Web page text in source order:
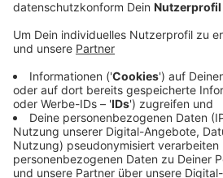
Der Pudding vom
geteilt
Anzeige